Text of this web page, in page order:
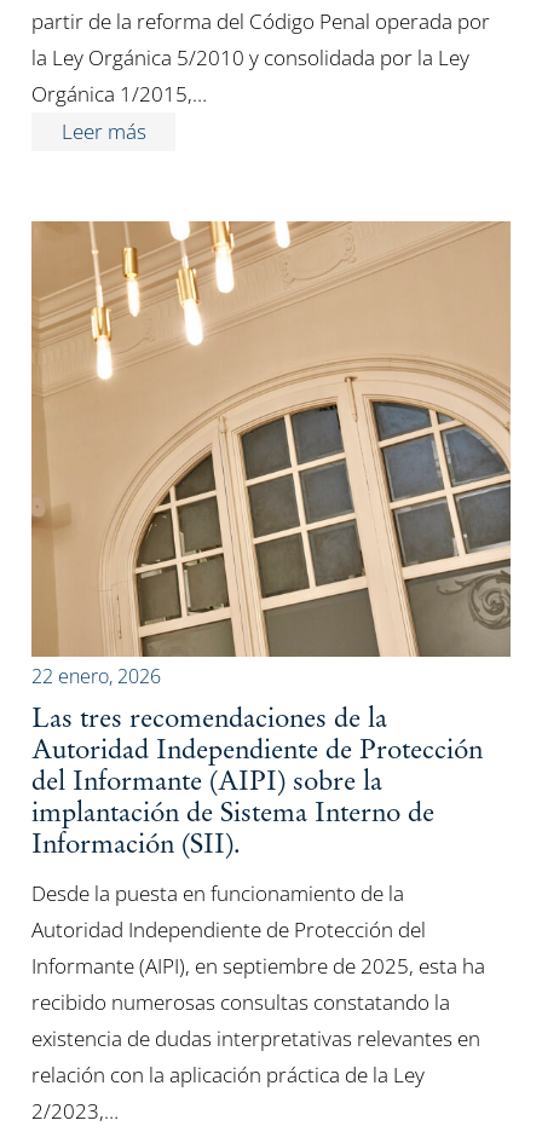
partir de la reforma del Código Penal operada por
la Ley Orgánica 5/2010 y consolidada por la Ley
Orgánica 1/2015,…
Leer más
22 enero, 2026
Las tres recomendaciones de la
Autoridad Independiente de Protección
del Informante (AIPI) sobre la
implantación de Sistema Interno de
Información (SII).
Desde la puesta en funcionamiento de la
Autoridad Independiente de Protección del
Informante (AIPI), en septiembre de 2025, esta ha
recibido numerosas consultas constatando la
existencia de dudas interpretativas relevantes en
relación con la aplicación práctica de la Ley
2/2023,…